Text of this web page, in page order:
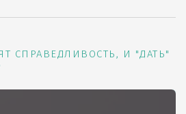
СПРАВЕДЛИВОСТЬ, И "ДАТЬ"